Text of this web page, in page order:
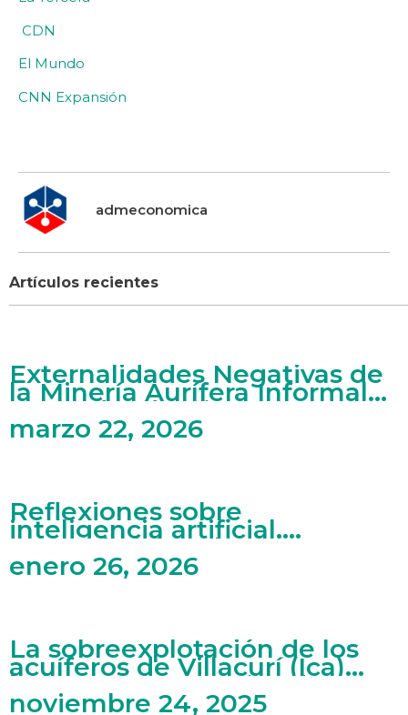
CDN
El Mundo
CNN Expansión
admeconomica
Artículos recientes
Externalidades Negativas de
la Minería Aurífera Informal
en Madre de Dios
marzo 22, 2026
Reflexiones sobre
inteligencia artificial,
mercado laboral y artes
enero 26, 2026
La sobreexplotación de los
acuíferos de Villacurí (Ica)
bajo una perspectiva de
economía ecológica
noviembre 24, 2025